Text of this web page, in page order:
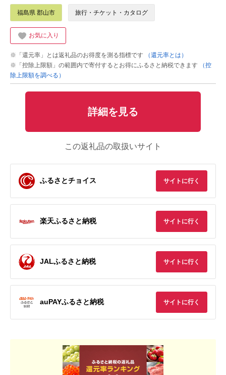
福島県 郡山市 旅行・チケット・カタログ
お気に入り
※「還元率」とは返礼品のお得度を測る指標です
（還元率とは）
※「控除上限額」の範囲内で寄付するとお得にふるさと納税できます
（控
除上限額を調べる）
詳細を見る
この返礼品の取扱いサイト
ふるさとチョイス サイトに行く
楽天ふるさと納税 サイトに行く
JALふるさと納税 サイトに行く
auPAYふるさと納税 サイトに行く